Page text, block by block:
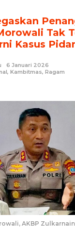
Tak
Kasus
6 Januari 2026
, Kambitmas, Ragam
AKBP